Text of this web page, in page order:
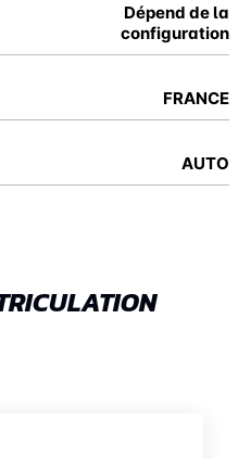
Dépend de la
configuration
FRANCE
AUTO